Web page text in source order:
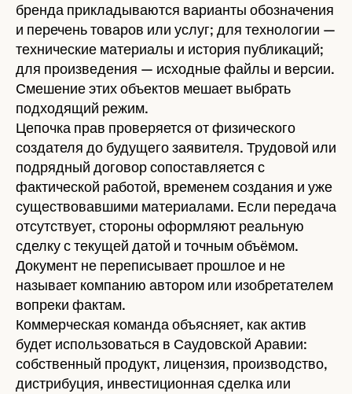
бренда прикладываются варианты обозначения
и перечень товаров или услуг; для технологии —
технические материалы и история публикаций;
для произведения — исходные файлы и версии.
Смешение этих объектов мешает выбрать
подходящий режим.
Цепочка прав проверяется от физического
создателя до будущего заявителя. Трудовой или
подрядный договор сопоставляется с
фактической работой, временем создания и уже
существовавшими материалами. Если передача
отсутствует, стороны оформляют реальную
сделку с текущей датой и точным объёмом.
Документ не переписывает прошлое и не
называет компанию автором или изобретателем
вопреки фактам.
Коммерческая команда объясняет, как актив
будет использоваться в Саудовской Аравии:
собственный продукт, лицензия, производство,
дистрибуция, инвестиционная сделка или